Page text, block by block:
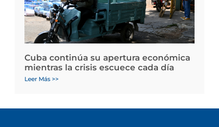
Cuba continúa su apertura económica
mientras la crisis escuece cada día
Leer Más >>